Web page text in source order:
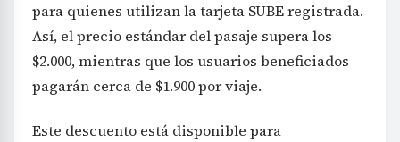
para quienes utilizan la tarjeta SUBE registrada.
Así, el precio estándar del pasaje supera los
$2.000, mientras que los usuarios beneficiados
pagarán cerca de $1.900 por viaje.
Este descuento está disponible para